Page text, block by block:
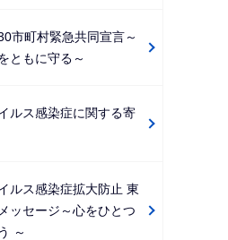
市町村緊急共同宣言～
ともに守る～
ルス感染症に関する寄
ルス感染症拡大防止 東
ッセージ～心をひとつ
～